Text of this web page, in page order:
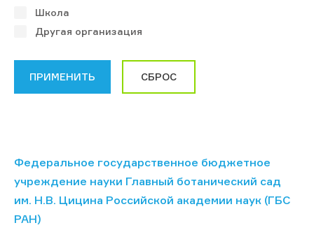
Школа
Другая организация
Федеральное государственное бюджетное
учреждение науки Главный ботанический сад
им. Н.В. Цицина Российской академии наук (ГБС
РАН)